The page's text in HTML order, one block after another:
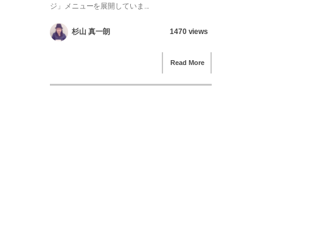
ジ」メニューを展開していま...
杉山 真一朗 1470 views
Read More